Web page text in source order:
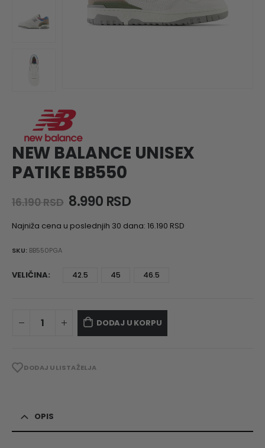
NEW BALANCE UNISEX
PATIKE BB550
16.190RSD Original
was:
8.990 RSDCurrent
is:
Najniža cena u poslednjih 30 dana: 16.190 RSD
SKU: BB550PGA
VELIČINA 42.5 45 46.5
DODAJ U KORPU
DODAJ U LISTA ŽELJA
OPIS